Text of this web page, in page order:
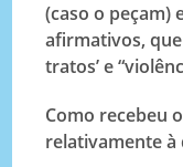
(caso o peçam)
afirmativos, que
tratos’ e
Como recebeu
relativamente à